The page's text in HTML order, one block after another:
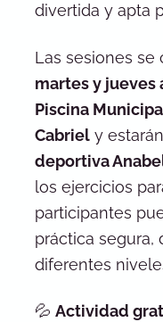
divertida y apta
Las sesiones se
martes y jueves
Piscina
Cabriely
deportiva
los ejercicios
participantes
práctica segura,
diferentes
💦 Actividad